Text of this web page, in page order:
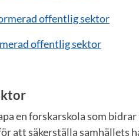
offentlig sektor
offentlig sektor
en forskarskola som
att säkerställa samhällets